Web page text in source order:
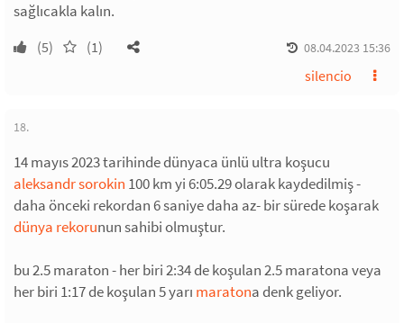
sağlıcakla kalın.
(5) (1) 08.04.2023 15:36
silencio
18.
14 mayıs 2023 tarihinde dünyaca ünlü ultra koşucu
aleksandr sorokin 100 km yi 6:05.29 olarak kaydedilmiş -
daha önceki rekordan 6 saniye daha az- bir sürede koşarak
dünya rekorunun sahibi olmuştur.
bu 2.5 maraton - her biri 2:34 de koşulan 2.5 maratona veya
her biri 1:17 de koşulan 5 yarı maratona denk geliyor.